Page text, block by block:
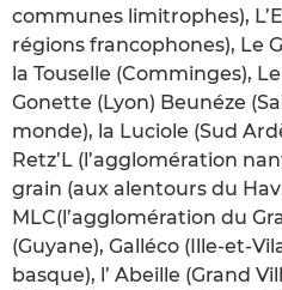
communes limitrophes),
régions francophones), Le
la Touselle (Comminges),
Gonette (Lyon) Beunéze
monde), la Luciole (Sud
Retz’L (l’agglomération
grain (aux alentours du
MLC(l’agglomération du
(Guyane), Galléco (Ille-et-
basque), l’ Abeille (Grand